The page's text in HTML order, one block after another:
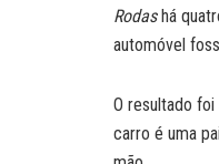
Rodashá
automóvel
O resultado
carro é uma